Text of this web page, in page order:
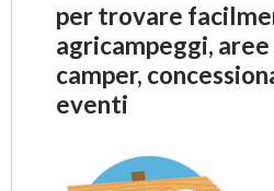
per trovare
agricampeggi,
camper,
eventi